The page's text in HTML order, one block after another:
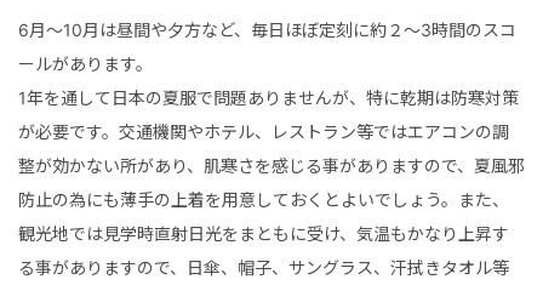
6月～10月は昼間や夕方など、毎日ほぼ定刻に約２～3時間のスコ
ールがあります。
1年を通して日本の夏服で問題ありませんが、特に乾期は防寒対策
が必要です。交通機関やホテル、レストラン等ではエアコンの調
整が効かない所があり、肌寒さを感じる事がありますので、夏風邪
防止の為にも薄手の上着を用意しておくとよいでしょう。また、
観光地では見学時直射日光をまともに受け、気温もかなり上昇す
る事がありますので、日傘、帽子、サングラス、汗拭きタオル等